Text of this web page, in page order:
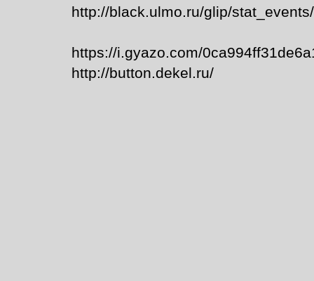
http://black.ulmo.ru/glip/
https://i.gyazo.com/
http://button.dekel.ru/